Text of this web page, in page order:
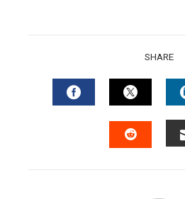
SHARE
FACEBOOK